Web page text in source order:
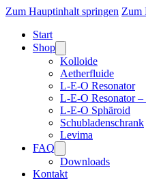
Zum Hauptinhalt springen Zum
Start
Shop
Kolloide
Aetherfluide
L-E-O Resonator
L-E-O Resonator
L-E-O Sphäroid
Schubladenschrank
Levima
FAQ
Downloads
Kontakt